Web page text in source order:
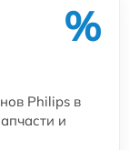
%
Philips в
и